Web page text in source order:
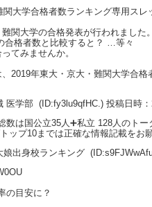
大学合格者数ランキング専用スレ
関大学の合格発表が行われました。
合格者数と比較すると？ …等々
てみませんか。
2019年東大・京大・難関大学合格
医学部 (ID:fy3lu9qfHC.) 投稿日時
数は国公立35人➕私立 128人のト
ップ10までは正確な情報記載をお
娘出身校ランキング
の目安に？